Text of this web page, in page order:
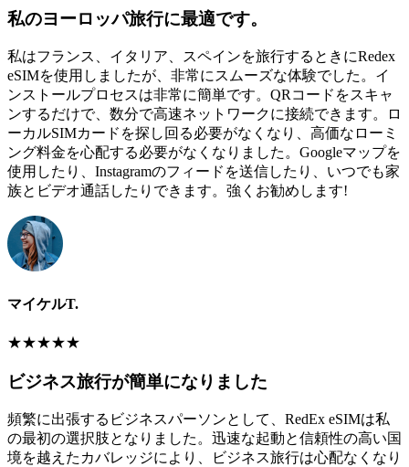
私のヨーロッパ旅行に最適です。
私はフランス、イタリア、スペインを旅行するときにRedex
eSIMを使用しましたが、非常にスムーズな体験でした。イ
ンストールプロセスは非常に簡単です。QRコードをスキャ
ンするだけで、数分で高速ネットワークに接続できます。ロ
ーカルSIMカードを探し回る必要がなくなり、高価なローミ
ング料金を心配する必要がなくなりました。Googleマップを
使用したり、Instagramのフィードを送信したり、いつでも家
族とビデオ通話したりできます。強くお勧めします!
マイケルT.
★★★★★
ビジネス旅行が簡単になりました
頻繁に出張するビジネスパーソンとして、RedEx eSIMは私
の最初の選択肢となりました。迅速な起動と信頼性の高い国
境を越えたカバレッジにより、ビジネス旅行は心配なくなり